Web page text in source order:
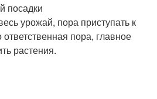
посадки
урожай, пора приступать к
пора, главное
растения.